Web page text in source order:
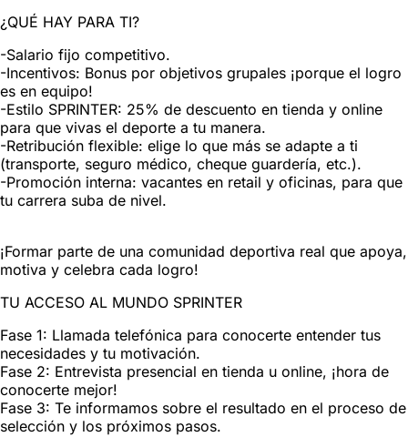
¿QUÉ HAY PARA TI?
-Salario fijo competitivo.
-Incentivos: Bonus por objetivos grupales ¡porque el logro
es en equipo!
-Estilo SPRINTER: 25% de descuento en tienda y online
para que vivas el deporte a tu manera.
-Retribución flexible: elige lo que más se adapte a ti
(transporte, seguro médico, cheque guardería, etc.).
-Promoción interna: vacantes en retail y oficinas, para que
tu carrera suba de nivel.
¡Formar parte de una comunidad deportiva real que apoya,
motiva y celebra cada logro!
TU ACCESO AL MUNDO SPRINTER
Fase 1: Llamada telefónica para conocerte entender tus
necesidades y tu motivación.
Fase 2: Entrevista presencial en tienda u online, ¡hora de
conocerte mejor!
Fase 3: Te informamos sobre el resultado en el proceso de
selección y los próximos pasos.